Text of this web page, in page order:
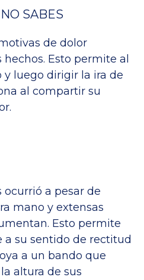
SABES
de dolor
Esto permite al
luego dirigir la ira de
al compartir su
ocurrió a pesar de
mano y extensas
Esto permite
a su sentido de rectitud
a un bando que
altura de sus